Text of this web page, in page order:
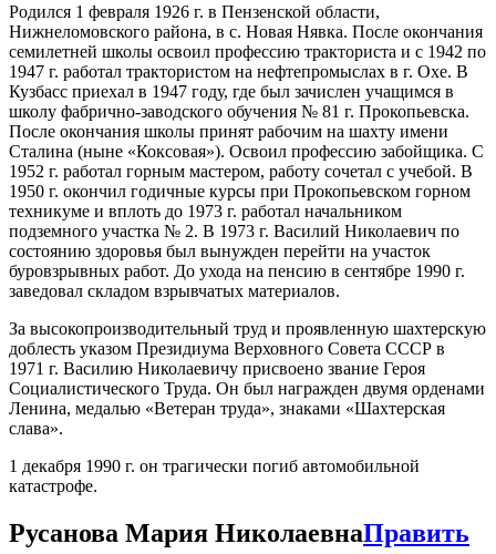
Родился 1 февраля 1926 г. в Пензенской области,
Нижнеломовского района, в с. Новая Нявка. После окончания
семилетней школы освоил профессию тракториста и с 1942 по
1947 г. работал трактористом на нефтепромыслах в г. Охе. В
Кузбасс приехал в 1947 году, где был зачислен учащимся в
школу фабрично-заводского обучения № 81 г. Прокопьевска.
После окончания школы принят рабочим на шахту имени
Сталина (ныне «Коксовая»). Освоил профессию забойщика. С
1952 г. работал горным мастером, работу сочетал с учебой. В
1950 г. окончил годичные курсы при Прокопьевском горном
техникуме и вплоть до 1973 г. работал начальником
подземного участка № 2. В 1973 г. Василий Николаевич по
состоянию здоровья был вынужден перейти на участок
буровзрывных работ. До ухода на пенсию в сентябре 1990 г.
заведовал складом взрывчатых материалов.
За высокопроизводительный труд и проявленную шахтерскую
доблесть указом Президиума Верховного Совета СССР в
1971 г. Василию Николаевичу присвоено звание Героя
Социалистического Труда. Он был награжден двумя орденами
Ленина, медалью «Ветеран труда», знаками «Шахтерская
слава».
1 декабря 1990 г. он трагически погиб автомобильной
катастрофе.
Русанова Мария НиколаевнаПравить